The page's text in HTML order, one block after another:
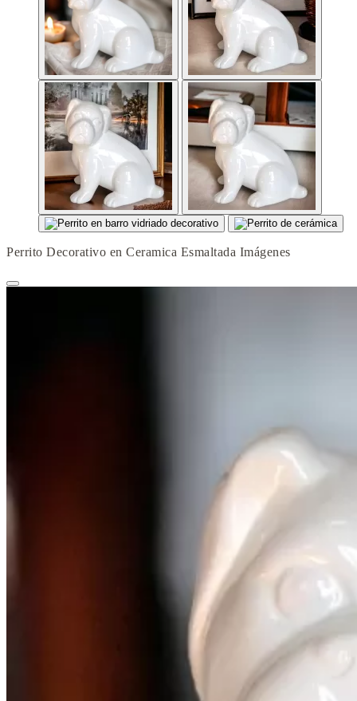
Perrito Decorativo en Ceramica Esmaltada Imágenes